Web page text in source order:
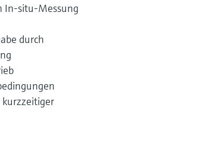
In-situ-Messung
durch
kurzzeitiger